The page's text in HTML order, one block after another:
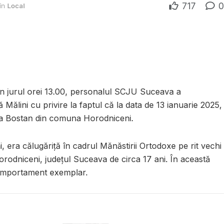
în Local 717 0
jurul orei 13.00, personalul SCJU Suceava a
Mălini cu privire la faptul că la data de 13 ianuarie 2025,
Bostan din comuna Horodniceni.
era călugăriță în cadrul Mănăstirii Ortodoxe pe rit vechi
județul Suceava de circa 17 ani. În această
exemplar.